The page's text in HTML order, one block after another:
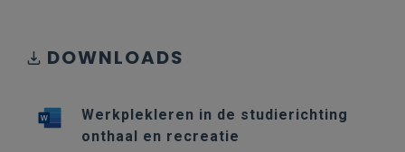
DOWNLOADS
Werkplekleren in de studierichting
onthaal en recreatie